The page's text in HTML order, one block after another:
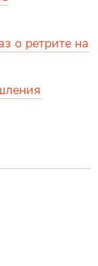
о ретрите на